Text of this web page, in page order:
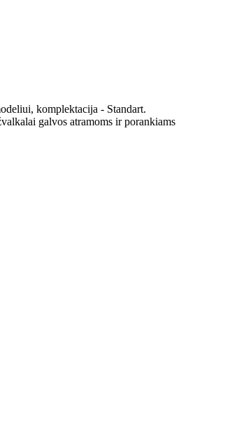
komplektacija - Standart.
galvos atramoms ir porankiams